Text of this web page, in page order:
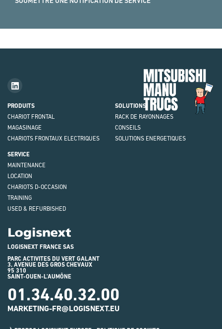
PRODUITS
CHARIOT FRONTAL
MAGASINAGE
CHARIOTS FRONTAUX ELECTRIQUES
SOLUTIONS
RACK DE RAYONNAGES
CONSEILS
SOLUTIONS ENERGETIQUES
SERVICE
MAINTENANCE
LOCATION
CHARIOTS D-OCCASION
TRAINING
USED & REFURBISHED
LOGISNEXT FRANCE SAS
PARC ACTIVITES DU VERT GALANT
3, AVENUE DES GROS CHEVAUX
95 310
SAINT-OUEN-L'AUMÔNE
01.34.40.32.00
MARKETING-FR@LOGISNEXT.EU